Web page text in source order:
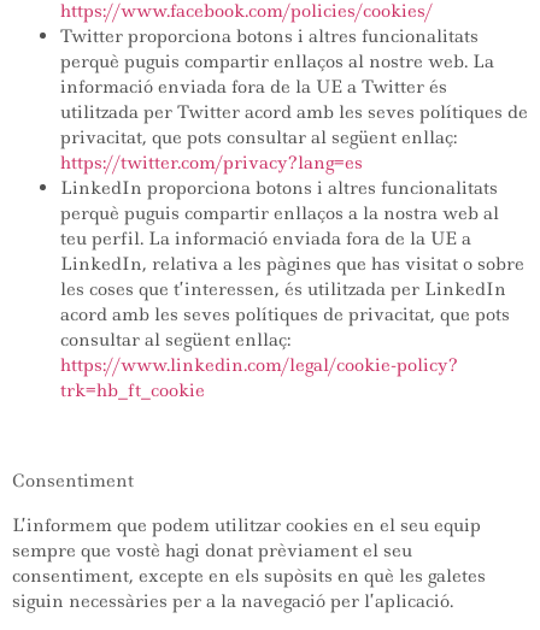
https://www.facebook.com/policies/cookies/
Twitter proporciona botons i altres funcionalitats
perquè puguis compartir enllaços al nostre web. La
informació enviada fora de la UE a Twitter és
utilitzada per Twitter acord amb les seves polítiques de
privacitat, que pots consultar al següent enllaç:
https://twitter.com/privacy?lang=es
LinkedIn proporciona botons i altres funcionalitats
perquè puguis compartir enllaços a la nostra web al
teu perfil. La informació enviada fora de la UE a
LinkedIn, relativa a les pàgines que has visitat o sobre
les coses que t’interessen, és utilitzada per LinkedIn
acord amb les seves polítiques de privacitat, que pots
consultar al següent enllaç:
https://www.linkedin.com/legal/cookie-policy?
trk=hb_ft_cookie
Consentiment
L’informem que podem utilitzar cookies en el seu equip
sempre que vostè hagi donat prèviament el seu
consentiment, excepte en els supòsits en què les galetes
siguin necessàries per a la navegació per l’aplicació.